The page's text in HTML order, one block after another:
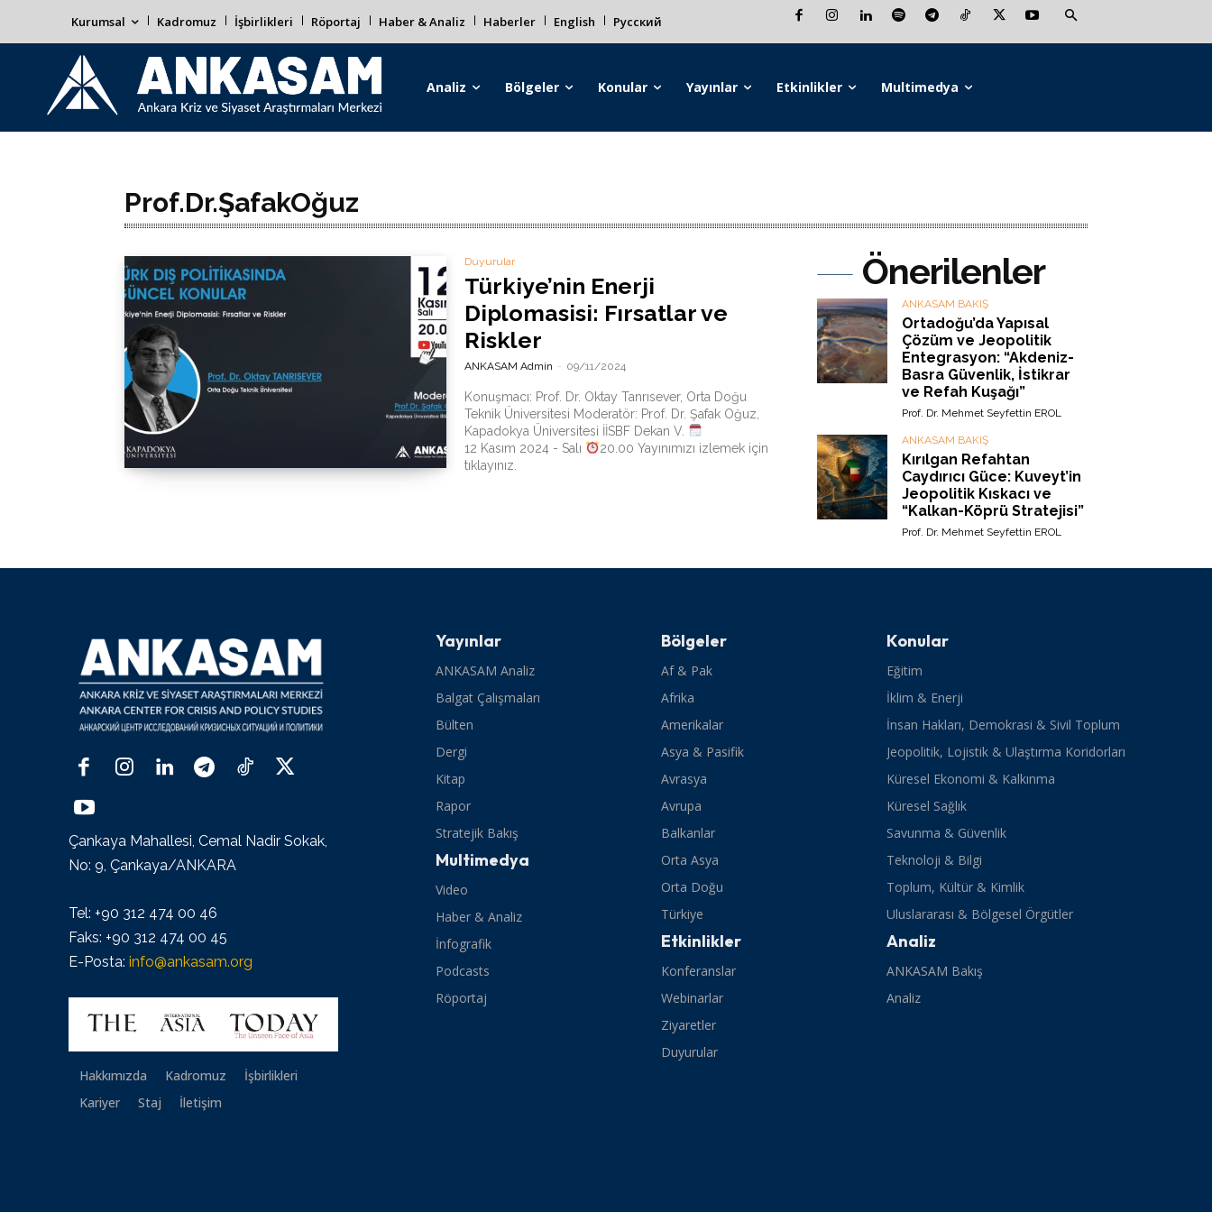
Kurumsal Kadromuz İşbirlikleri Röportaj Haber & Analiz Haberler English Русский
Analiz Bölgeler Konular Yayınlar Etkinlikler Multimedya
Prof.Dr.ŞafakOğuz
Duyurular
Türkiye’nin Enerji
Diplomasisi: Fırsatlar ve
Riskler
ANKASAM Admin - 09/11/2024
Konuşmacı: Prof. Dr. Oktay Tanrısever, Orta Doğu
Teknik Üniversitesi Moderatör: Prof. Dr. Şafak Oğuz,
Kapadokya Üniversitesi İİSBF Dekan V.
12 Kasım 2024 - Salı
20.00 Yayınımızı izlemek için
tıklayınız.
Önerilenler
ANKASAM BAKIŞ
Ortadoğu’da Yapısal
Çözüm ve Jeopolitik
Entegrasyon: “Akdeniz-
Basra Güvenlik, İstikrar
ve Refah Kuşağı”
Prof. Dr. Mehmet Seyfettin EROL
ANKASAM BAKIŞ
Kırılgan Refahtan
Caydırıcı Güce: Kuveyt’in
Jeopolitik Kıskacı ve
“Kalkan-Köprü Stratejisi”
Prof. Dr. Mehmet Seyfettin EROL
Çankaya Mahallesi, Cemal Nadir Sokak,
No: 9, Çankaya/ANKARA
Tel: +90 312 474 00 46
Faks: +90 312 474 00 45
E-Posta: info@ankasam.org
Hakkımızda Kadromuz
İşbirlikleri
Kariyer
Staj İletişim
Yayınlar
ANKASAM Analiz
Balgat Çalışmaları
Bülten
Dergi
Kitap
Rapor
Stratejik Bakış
Multimedya
Video
Haber & Analiz
İnfografik
Podcasts
Röportaj
Bölgeler
Af & Pak
Afrika
Amerikalar
Asya & Pasifik
Avrasya
Avrupa
Balkanlar
Orta Asya
Orta Doğu
Türkiye
Etkinlikler
Konferanslar
Webinarlar
Ziyaretler
Duyurular
Konular
Eğitim
İklim & Enerji
İnsan Hakları, Demokrasi & Sivil Toplum
Jeopolitik, Lojistik & Ulaştırma Koridorları
Küresel Ekonomi & Kalkınma
Küresel Sağlık
Savunma & Güvenlik
Teknoloji & Bilgi
Toplum, Kültür & Kimlik
Uluslararası & Bölgesel Örgütler
Analiz
ANKASAM Bakış
Analiz